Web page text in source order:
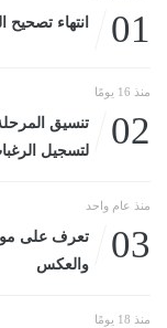
01 انتهاء تصحيح
منذ 16 يومًا
02
لتسجيل
منذ عام واحد
03
تعرف على
والعكس
منذ 18 يومًا